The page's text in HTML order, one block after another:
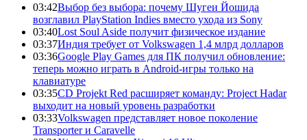
03:42Выбор без выбора: почему Шугеи Йошида
возглавил PlayStation Indies вместо ухода из Sony
03:40Lost Soul Aside получит физическое издание
03:37Индия требует от Volkswagen 1,4 млрд долларов
03:36Google Play Games для ПК получил обновление:
теперь можно играть в Android-игры только на
клавиатуре
03:35CD Projekt Red расширяет команду: Project Hadar
выходит на новый уровень разработки
03:33Volkswagen представляет новое поколение
Transporter и Caravelle